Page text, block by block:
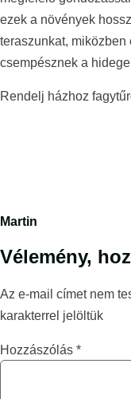
ezek a növények
teraszunkat,
csempésznek a
Rendelj házhoz
Martin
Vélemény,
Az e-mail címet nem
karakterrel jelöltük
Hozzászólás *